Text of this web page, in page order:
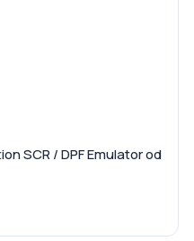
SCR / DPF Emulator od